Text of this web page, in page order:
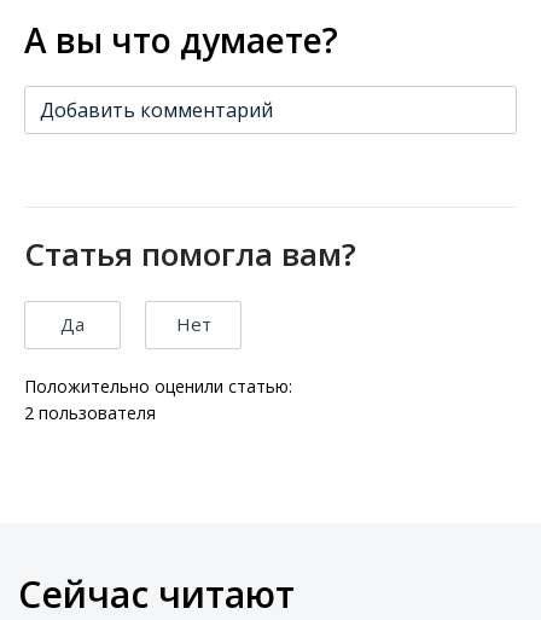
А вы что думаете?
Добавить комментарий
Статья помогла вам?
Да Нет
Положительно оценили статью:
2 пользователя
Сейчас читают